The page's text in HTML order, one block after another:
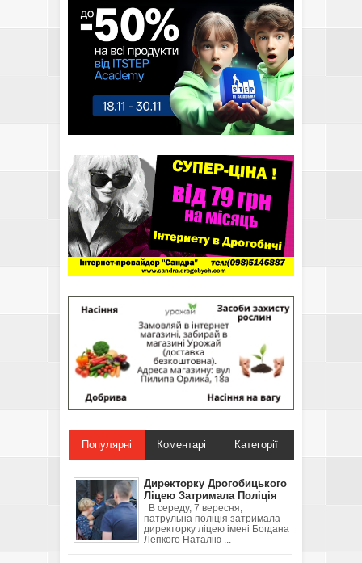
Популярні Коментарі Категорії
Директорку Дрогобицького
Ліцею Затримала Поліція
В середу, 7 вересня,
патрульна поліція затримала
директорку ліцею імені Богдана
Лепкого Наталію ...